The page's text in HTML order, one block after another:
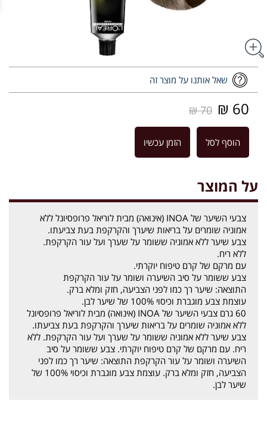
שאל אותנו על מוצר זה
60 ₪
70 ₪
הוסף לסל הזמן עכשיו
על המוצר
צבעי השיער של INOA (אינואה) מבית לוריאל פרופסיונל ללא
אמוניה שומרים על בריאות שיערך והקרקפת בעת צביעתו.
צבע שיער ללא אמוניה ששומר על שערך ועל עור הקרקפת.
ללא ריח.
עם מרקם של קרם טיפוח יוקרתי.
צבע ששומר על סיב השיערה ושומר על עור הקרקפת
התוצאה: שיער רך כמו לפני הצביעה, חזק ומלא ברק.
עוצמת צבע מוגברת וכיסוי 100% של שיער לבן.
60 גרם צבעי השיער של INOA (אינואה) מבית לוריאל פרופסיונל
ללא אמוניה שומרים על בריאות שיערך והקרקפת בעת צביעתו.
צבע שיער ללא אמוניה ששומר על שערך ועל עור הקרקפת. ללא
ריח. עם מרקם של קרם טיפוח יוקרתי. צבע ששומר על סיב
השיערה ושומר על עור הקרקפת התוצאה: שיער רך כמו לפני
הצביעה, חזק ומלא ברק. עוצמת צבע מוגברת וכיסוי 100% של
שיער לבן.